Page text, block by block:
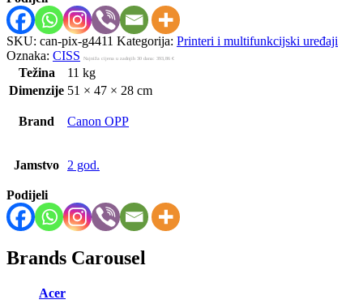
SKU: can-pix-g4411 Kategorija: Printeri i multifunkcijski uređaji
Oznaka: CISS Najniža cijena u zadnjih 30 dana: 393,86 €
Težina
11 kg
Dimenzije 51 × 47 × 28 cm
Brand Canon OPP
Jamstvo 2 god.
Podijeli
Brands Carousel
Acer